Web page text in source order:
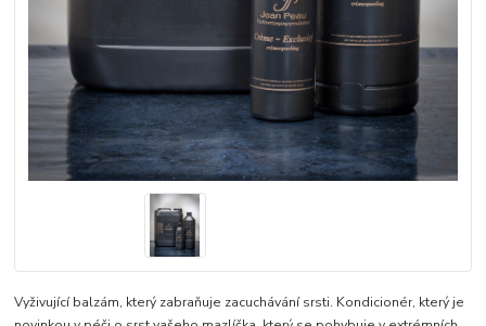
Vyživující balzám, který zabraňuje zacuchávání srsti. Kondicionér, který je